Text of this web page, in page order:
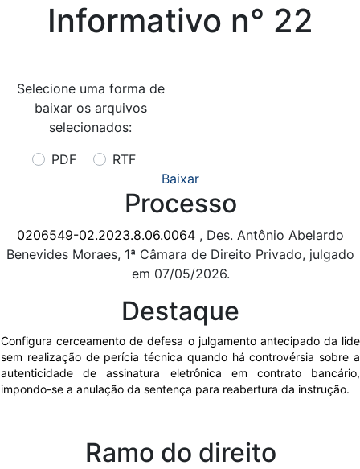
Informativo n° 22
Selecione uma forma de
baixar os arquivos
selecionados:
PDF
RTF
Baixar
Processo
0206549-02.2023.8.06.0064 , Des. Antônio Abelardo
Benevides Moraes, 1ª Câmara de Direito Privado, julgado
em 07/05/2026.
Destaque
Configura cerceamento de defesa o julgamento antecipado da lide
sem realização de perícia técnica quando há controvérsia sobre a
autenticidade de assinatura eletrônica em contrato bancário,
impondo-se a anulação da sentença para reabertura da instrução.
Ramo do direito